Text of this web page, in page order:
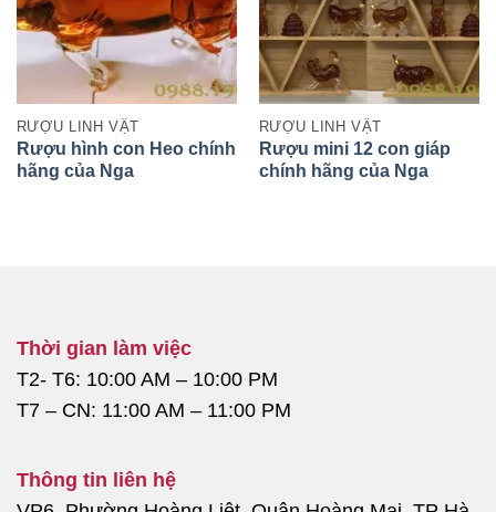
RƯỢU LINH VẬT
Rượu hình con Heo chính
hãng của Nga
RƯỢU LINH VẬT
Rượu mini 12 con giáp
chính hãng của Nga
Thời gian làm việc
T2- T6: 10:00 AM – 10:00 PM
T7 – CN: 11:00 AM – 11:00 PM
Thông tin liên hệ